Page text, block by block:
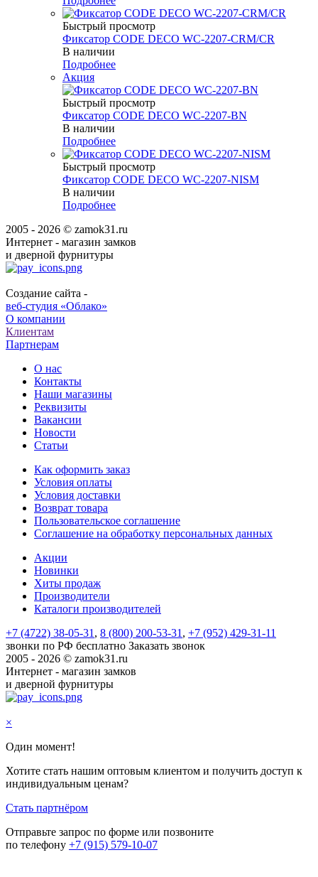
Быстрый просмотр
Фиксатор CODE DECO WC-2207-CRM/CR
В наличии
Подробнее
Акция
Быстрый просмотр
Фиксатор CODE DECO WC-2207-BN
В наличии
Подробнее
Быстрый просмотр
Фиксатор CODE DECO WC-2207-NISM
В наличии
Подробнее
2005 - 2026 © zamok31.ru
Интернет - магазин замков
и дверной фурнитуры
Создание сайта -
веб-студия «Облако»
О компании
Клиентам
Партнерам
О нас
Контакты
Наши магазины
Реквизиты
Вакансии
Новости
Статьи
Как оформить заказ
Условия оплаты
Условия доставки
Возврат товара
Пользовательское соглашение
Соглашение на обработку персональных данных
Акции
Новинки
Хиты продаж
Производители
Каталоги производителей
+7 (4722) 38-05-31, 8 (800) 200-53-31, +7 (952) 429-31-11
звонки по РФ бесплатно Заказать звонок
2005 - 2026 © zamok31.ru
Интернет - магазин замков
и дверной фурнитуры
×
Один момент!
Хотите стать нашим оптовым клиентом и получить доступ к
индивидуальным ценам?
Стать партнёром
Отправьте запрос по форме или позвоните
по телефону +7 (915) 579-10-07